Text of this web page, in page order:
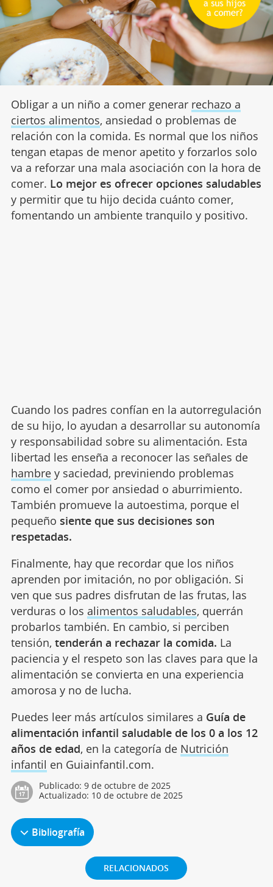
Obligar a un niño a comer generar rechazo a
ciertos alimentos, ansiedad o problemas de
relación con la comida. Es normal que los niños
tengan etapas de menor apetito y forzarlos solo
va a reforzar una mala asociación con la hora de
comer. Lo mejor es ofrecer opciones saludables
y permitir que tu hijo decida cuánto comer,
fomentando un ambiente tranquilo y positivo.
Cuando los padres confían en la autorregulación
de su hijo, lo ayudan a desarrollar su autonomía
y responsabilidad sobre su alimentación. Esta
libertad les enseña a reconocer las señales de
hambrey saciedad, previniendo problemas
como el comer por ansiedad o aburrimiento.
También promueve la autoestima, porque el
pequeño siente que sus decisiones son
respetadas.
Finalmente, hay que recordar que los niños
aprenden por imitación, no por obligación. Si
ven que sus padres disfrutan de las frutas, las
verduras o los alimentos saludables, querrán
probarlos también. En cambio, si perciben
tensión, tenderán a rechazar la comida. La
paciencia y el respeto son las claves para que la
alimentación se convierta en una experiencia
amorosa y no de lucha.
Puedes leer más artículos similares a Guía de
alimentación infantil saludable de los 0 a los 12
años de edad, en la categoría de Nutrición
infantil en Guiainfantil.com.
Publicado: 9 de octubre de 2025
Actualizado: 10 de octubre de 2025
Bibliografía
RELACIONADOS